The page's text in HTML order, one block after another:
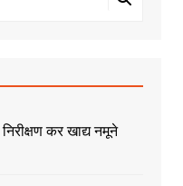
निरीक्षण कर खाद्य नमूने